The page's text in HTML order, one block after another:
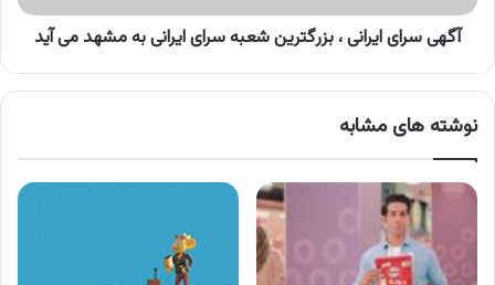
به
مشهد
آگهی سرای ایرانی ، بزرگترین شعبه سرای ایرانی به مشهد می آید
نوشته های مشابه